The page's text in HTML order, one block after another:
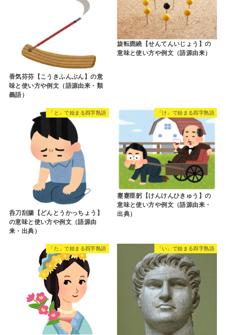
香気芬芬【こうきふんぷん】の意
味と使い方や例文（語源由来・類
義語）
旋転囲繞【せんてんいじょう】の
意味と使い方や例文（語源由来）
「と」で始まる四字熟語
呑刀刮腸【どんとうかっちょう】
の意味と使い方や例文（語源由
来・出典）
「け」で始まる四字熟語
蹇蹇匪躬【けんけんひきゅう】の
意味と使い方や例文（語源由来・
出典）
「た」で始まる四字熟語 「い」で始まる四字熟語